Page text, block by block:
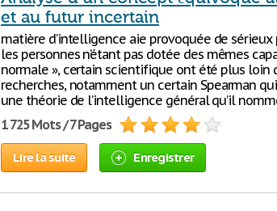
et au futur incertain
matière d’intelligence aie provoquée de
les personnes n’étant pas dotée des mêmes
normale », certain scientifique ont été plus loin
recherches, notamment un certain Spearman
une théorie de l’intelligence général qu’il
1 725 Mots / 7 Pages
Lire la suite Enregistrer